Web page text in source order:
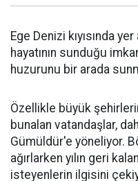
Ege Denizi kıyısında
hayatının sunduğu
huzurunu bir arada
Özellikle büyük
bunalan vatandaşlar,
Gümüldür'e yöneliyor.
ağırlarken yılın geri
isteyenlerin ilgisini